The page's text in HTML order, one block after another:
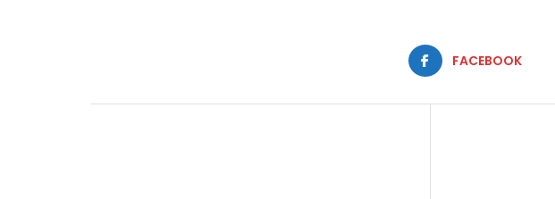
FACEBOOK